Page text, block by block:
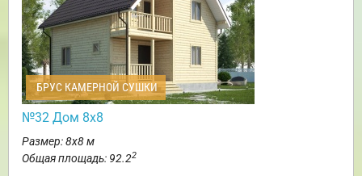
БРУС КАМЕРНОЙ СУШКИ
№32 Дом 8х8
Размер: 8х8 м
Общая площадь: 92.22